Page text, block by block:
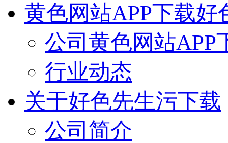
黄色网站APP下载好
公司黄色网站APP
行业动态
关于好色先生污下载
公司简介